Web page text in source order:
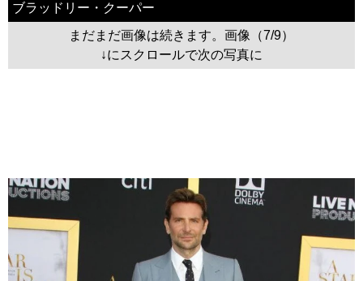
ブラッドリー・クーパー
まだまだ画像は続きます。画像（7/9）
↓にスクロールで次の写真に